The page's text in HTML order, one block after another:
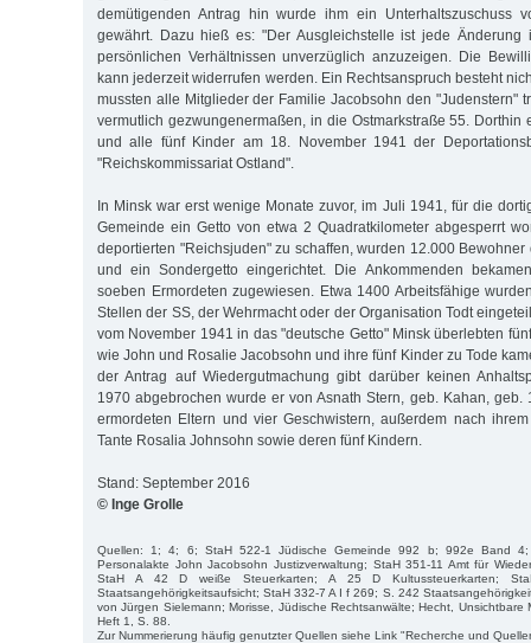
demütigenden Antrag hin wurde ihm ein Unterhaltszuschuss
gewährt. Dazu hieß es: "Der Ausgleichstelle ist jede Änderung
persönlichen Verhältnissen unverzüglich anzuzeigen. Die
kann jederzeit widerrufen werden. Ein Rechtsanspruch besteht
mussten alle Mitglieder der Familie Jacobsohn den "Judenstern"
vermutlich gezwungenermaßen, in die Ostmarkstraße 55. Dorthin
und alle fünf Kinder am 18. November 1941 der
"Reichskommissariat Ostland".
In Minsk war erst wenige Monate zuvor, im Juli 1941, für die
Gemeinde ein Getto von etwa 2 Quadratkilometer abgesperrt
deportierten "Reichsjuden" zu schaffen, wurden 12.000 Bewohner
und ein Sondergetto eingerichtet. Die Ankommenden
soeben Ermordeten zugewiesen. Etwa 1400 Arbeitsfähige
Stellen der SS, der Wehrmacht oder der Organisation Todt
vom November 1941 in das "deutsche Getto" Minsk überlebten
wie John und Rosalie Jacobsohn und ihre fünf Kinder zu Tode
der Antrag auf Wiedergutmachung gibt darüber keinen
1970 abgebrochen wurde er von Asnath Stern, geb. Kahan, geb.
ermordeten Eltern und vier Geschwistern, außerdem nach
Tante Rosalia Johnsohn sowie deren fünf Kindern.
Stand: September 2016
© Inge Grolle
Quellen: 1; 4; 6; StaH 522-1 Jüdische Gemeinde 992 b; 992e Band
Personalakte John Jacobsohn Justizverwaltung; StaH 351-11 Amt für
StaH A 42 D weiße Steuerkarten; A 25 D Kultussteuerkarten;
Staatsangehörigkeitsaufsicht; StaH 332-7 A I f 269; S. 242
von Jürgen Sielemann; Morisse, Jüdische Rechtsanwälte; Hecht, Unsichtbare
Heft 1, S. 88.
Zur Nummerierung häufig genutzter Quellen siehe Link "Recherche und